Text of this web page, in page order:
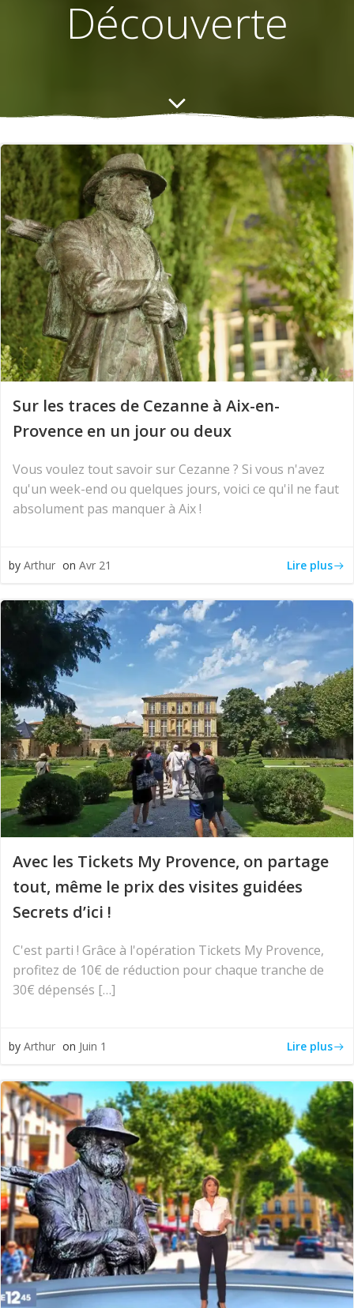
Découverte
Sur les traces de Cezanne à Aix-en-
Provence en un jour ou deux
Vous voulez tout savoir sur Cezanne ? Si vous n'avez
qu'un week-end ou quelques jours, voici ce qu'il ne faut
absolument pas manquer à Aix !
by Arthur on Avr 21 Lire plus
Avec les Tickets My Provence, on partage
tout, même le prix des visites guidées
Secrets d’ici !
C'est parti ! Grâce à l'opération Tickets My Provence,
profitez de 10€ de réduction pour chaque tranche de
30€ dépensés […]
by Arthur on Juin 1 Lire plus